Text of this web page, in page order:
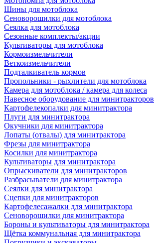
Шины для мотоблока
Сеноворошилки для мотоблока
Сеялка для мотоблока
Сезонные комплекты/акции
Культиваторы для мотоблока
Кормоизмельчители
Веткоизмельчители
Подталкиватель кормов
Пропольники - рыхлители для мотоблока
Камера для мотоблока / камера для колеса
Навесное оборудование для минитракторов
Картофелекопалки для минитрактора
Плуги для минитрактора
Окучники для минитрактора
Лопаты (отвалы) для минитрактора
Фрезы для минитрактора
Косилки для минитрактора
Культиваторы для минитрактора
Опрыскиватели для минитракторов
Разбрасыватели для минитрактора
Сеялки для минитрактора
Сцепки для минитракторов
Картофелесажалки для минитрактора
Сеноворошилки для минитрактора
Бороны и культиваторы для минитрактора
Щётка коммунальная для минитрактора